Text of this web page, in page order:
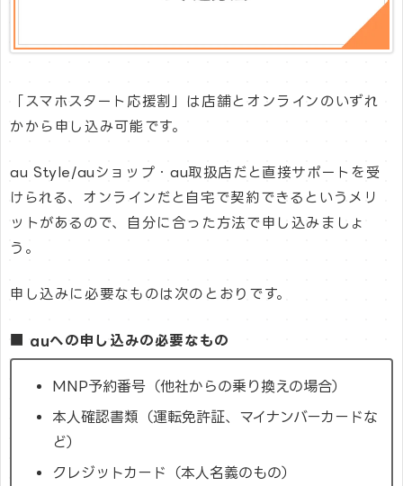
「スマホスタート応援割」は店舗とオンラインのいずれ
かから申し込み可能です。
au Style/auショップ・au取扱店だと直接サポートを受
けられる、オンラインだと自宅で契約できるというメリ
ットがあるので、自分に合った方法で申し込みましょ
う。
申し込みに必要なものは次のとおりです。
■ auへの申し込みの必要なもの
MNP予約番号（他社からの乗り換えの場合）
本人確認書類（運転免許証、マイナンバーカードな
ど）
クレジットカード（本人名義のもの）